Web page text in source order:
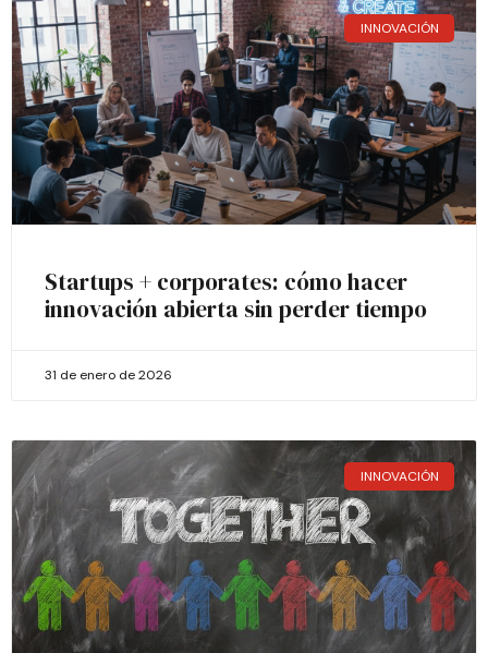
INNOVACIÓN
Startups + corporates: cómo hacer
innovación abierta sin perder tiempo
31 de enero de 2026
INNOVACIÓN